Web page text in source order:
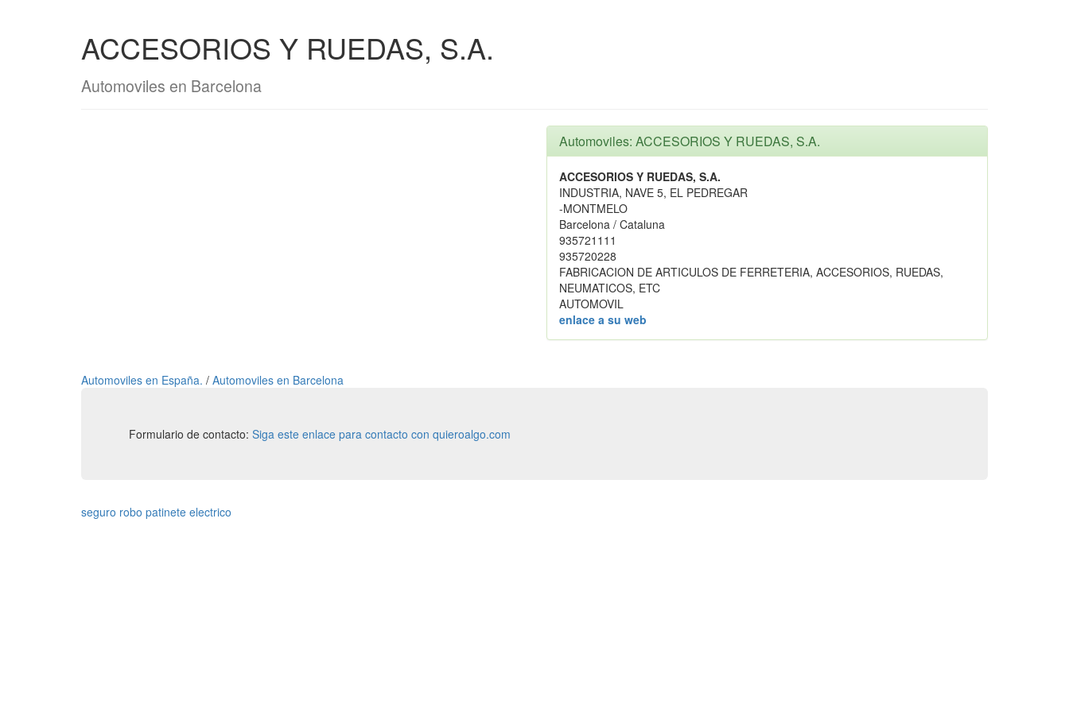
ACCESORIOS Y RUEDAS, S.A.
Automoviles en Barcelona
Automoviles: ACCESORIOS Y RUEDAS, S.A.
ACCESORIOS Y RUEDAS, S.A.
INDUSTRIA, NAVE 5, EL PEDREGAR
-MONTMELO
Barcelona / Cataluna
935721111
935720228
FABRICACION DE ARTICULOS DE FERRETERIA, ACCESORIOS, RUEDAS,
NEUMATICOS, ETC
AUTOMOVIL
enlace a su web
Automoviles en España. / Automoviles en Barcelona
Formulario de contacto: Siga este enlace para contacto con quieroalgo.com
seguro robo patinete electrico